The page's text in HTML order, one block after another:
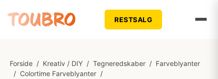
RESTSALG
Forside / Kreativ / DIY / Tegneredskaber / Farveblyanter
/ Colortime Farveblyanter /